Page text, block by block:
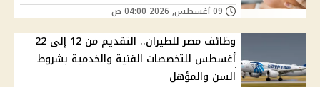
وظائف مصر للطيران.. التقديم من 12 إلى 22
أغسطس للتخصصات الفنية والخدمية بشروط
السن والمؤهل